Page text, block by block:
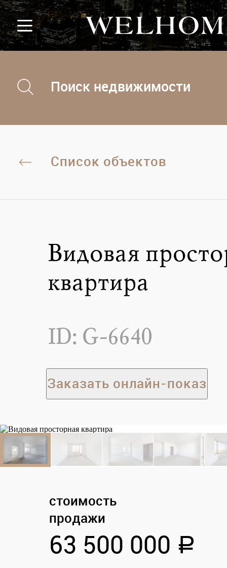
Поиск недвижимости
Список объектов
Видовая
квартира
ID: G-6640
Заказать онлайн-показ
стоимость
продажи
63 500 000 a